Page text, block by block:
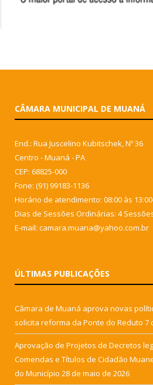
CÂMARA MUNICIPAL DE MUANÁ
End.: Rua Juscelino Kubitschek, Nº 36
Centro - Muaná - PA
CEP: 68825-000
Fone: (91) 99183-1136
Horário de atendimento: 08:00 às
Dias de Sessões Ordinárias: 4
E-mail: camara.muana@yahoo.com.br
ÚLTIMAS PUBLICAÇÕES
Câmara de Muaná aprova novas
solicita reforma da Ponte do Reduto 7
Aprovação de Projetos de Decretos
Comendas e Títulos de Cidadão
do Município 28 de maio de 2026